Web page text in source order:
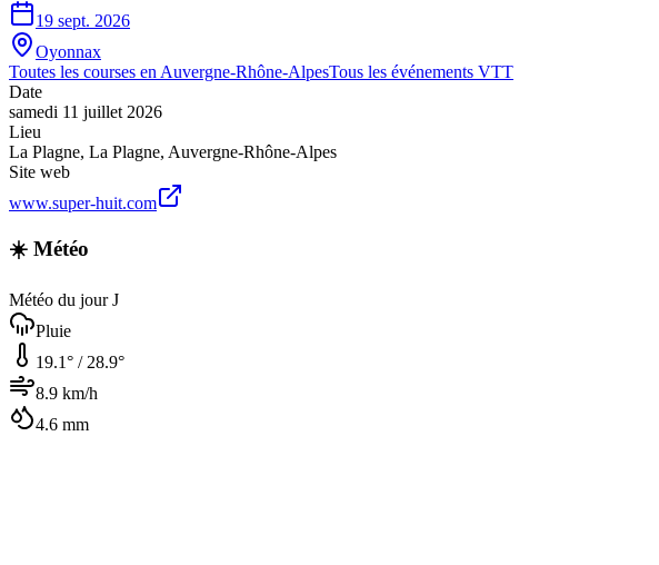
19 sept. 2026
Oyonnax
Toutes les courses en Auvergne-Rhône-AlpesTous les événements VTT
Date
samedi 11 juillet 2026
Lieu
La Plagne, La Plagne, Auvergne-Rhône-Alpes
Site web
www.super-huit.com
☀️ Météo
Météo du jour J
Pluie
19.1° / 28.9°
8.9 km/h
4.6 mm